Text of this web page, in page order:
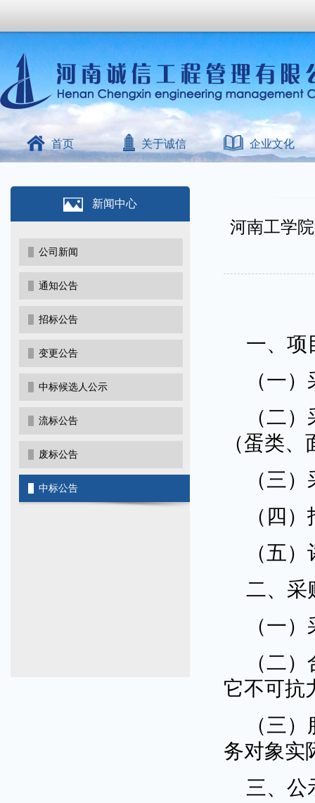
首页 关于诚信 企业文化
新闻中心
公司新闻
通知公告
招标公告
变更公告
中标候选人公示
流标公告
废标公告
中标公告
河南工学
一、项
（一
（二
（蛋类
（三
（四
（五
二、采
（一
（二
它不可抗
（三
务对象实
三、公